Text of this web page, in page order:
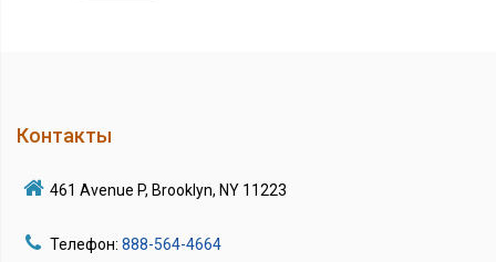
Контакты
461 Avenue P, Brooklyn, NY 11223
Телефон: 888-564-4664